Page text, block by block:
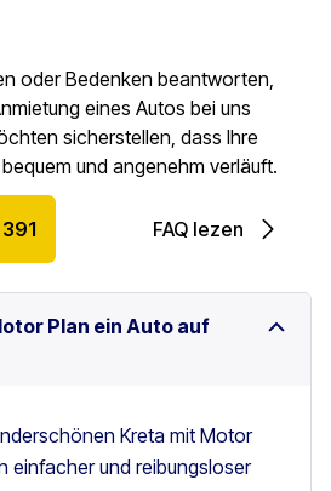
oder Bedenken beantworten,
eines Autos bei uns
sicherstellen, dass Ihre
und angenehm verläuft.
FAQ lezen
Plan ein Auto auf
Kreta mit Motor
einfacher und reibungsloser